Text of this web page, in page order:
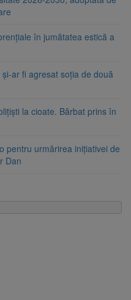
în jumătatea estică a
ar fi agresat soția de două
la cioate. Bărbat prins în
pentru urmărirea inițiativei de
Dan